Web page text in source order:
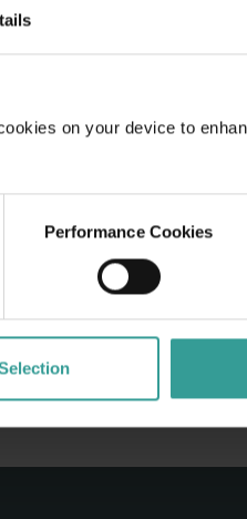
on your device to
Performance Cookies